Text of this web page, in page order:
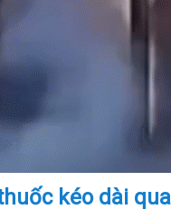
kéo dài